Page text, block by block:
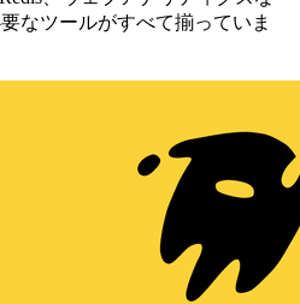
なツールがすべて揃っていま